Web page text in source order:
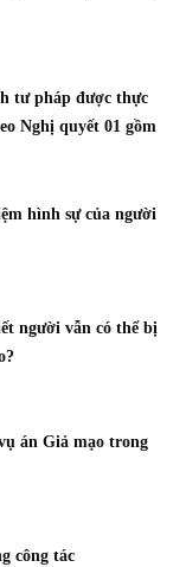
tư pháp được thực
Nghị quyết 01 gồm
hình sự của người
người vẫn có thể bị
án Giả mạo trong
công tác